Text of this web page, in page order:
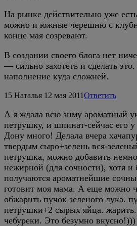
На рынке действительно уже
можно и южные черешню с
конце мая созревают.
В создании своего блога нет
— сильно захотеть и сделать
наполнение куда сложней.
15 Наталья 12 мая 2011Ответить
А я ждала всю зиму ароматный
петрушку, и шпинат-сейчас его
Дону много! Делала вчера
твердым сыро+зелень вся-
петрушка, можно добавить
нежирной (для сочности), хотя и
получаются ароматнейшие
готовит моя мама. А еще можно
обжарить пучок зеленого лука.
петрушки+2 сырых яйца.
чебуреки. Это безумно вкусно!)))